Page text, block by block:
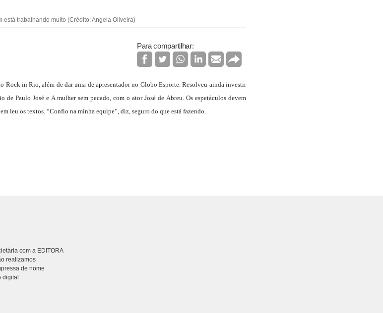
trabalhando muito (Crédito: Angela Oliveira)
Para compartilhar:
Rock in Rio, além de dar uma de apresentador no Globo Esporte. Resolveu ainda investir
Paulo José e A mulher sem pecado, com o ator José de Abreu. Os espetáculos devem
leu os textos. “Confio na minha equipe”, diz, seguro do que está fazendo.
com a EDITORA
realizamos
de nome
digital